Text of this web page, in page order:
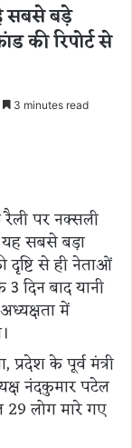
सबसे बड़े
की रिपोर्ट से
3 minutes read
पर नक्सली
सबसे बड़ा
दृष्टि से ही नेताओं
दिन बाद यानी
में
प्रदेश के पूर्व मंत्री
नंदकुमार पटेल
लोग मारे गए